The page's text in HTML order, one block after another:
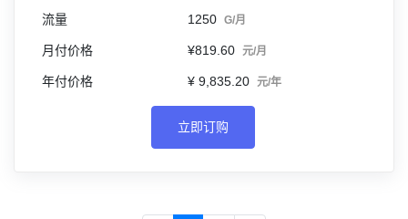
1250 G/月
¥819.60 元/月
¥ 9,835.20 元/年
立即订购